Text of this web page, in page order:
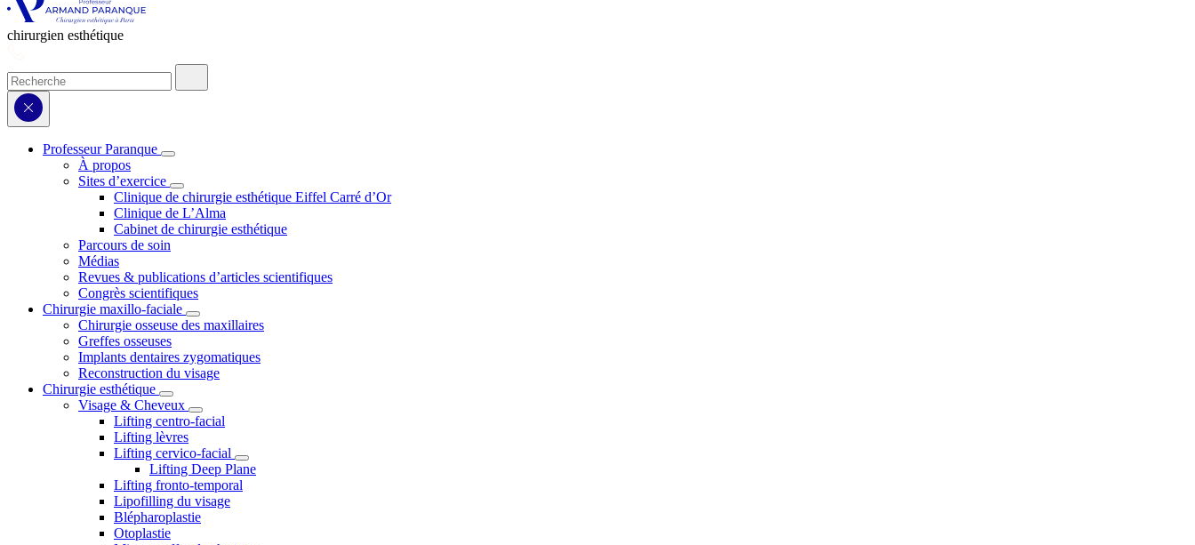
chirurgien esthétique
Professeur Paranque
À propos
Sites d’exercice
Clinique de chirurgie esthétique Eiffel Carré d’Or
Clinique de L’Alma
Cabinet de chirurgie esthétique
Parcours de soin
Médias
Revues & publications d’articles scientifiques
Congrès scientifiques
Chirurgie maxillo-faciale
Chirurgie osseuse des maxillaires
Greffes osseuses
Implants dentaires zygomatiques
Reconstruction du visage
Chirurgie esthétique
Visage & Cheveux
Lifting centro-facial
Lifting lèvres
Lifting cervico-facial
Lifting Deep Plane
Lifting fronto-temporal
Lipofilling du visage
Blépharoplastie
Otoplastie